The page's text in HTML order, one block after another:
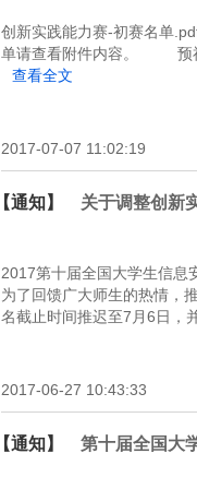
创新实践能力赛-初赛名单
单请查看附件内容。 预祝
查看全文
2017-07-07 11:02:19
【通知】 关于调整创新
2017第十届全国大学生信息
为了回馈广大师生的热情，
名截止时间推迟至7月6日，
2017-06-27 10:43:33
【通知】 第十届全国大